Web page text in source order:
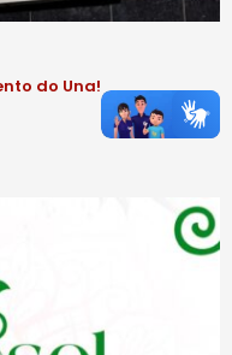
do Una!